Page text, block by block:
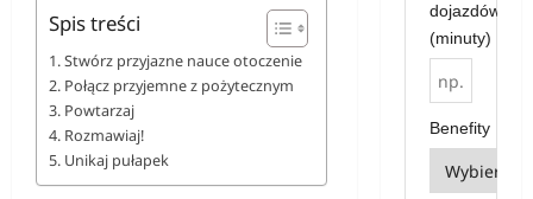
Spis treści
Stwórz przyjazne nauce otoczenie
Połącz przyjemne z pożytecznym
Powtarzaj
Rozmawiaj!
Unikaj pułapek
dojazdów
(minuty)
Benefity